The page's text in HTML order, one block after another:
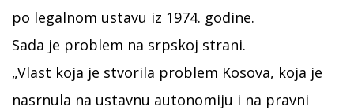
po legalnom ustavu iz 1974. godine.
Sada je problem na srpskoj strani.
„Vlast koja je stvorila problem Kosova, koja je
nasrnula na ustavnu autonomiju i na pravni